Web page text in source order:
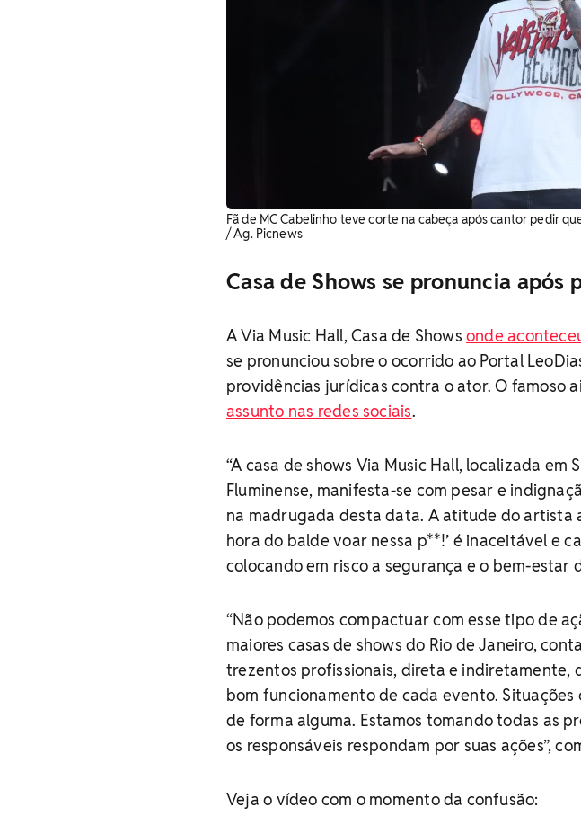
Fã de MC Cabelinho teve corte na cabeça após cantor pedir
/ Ag. Picnews
Casa de Shows se pronuncia após
A Via Music Hall, Casa de Showsonde
se pronunciou sobre o ocorrido ao Portal
providências jurídicas contra o ator. O famoso
assunto nas redes sociais.
“A casa de shows Via Music Hall, localizada em
Fluminense, manifesta-se com pesar e
na madrugada desta data. A atitude do artista
hora do balde voar nessa p**!’ é inaceitável e
colocando em risco a segurança e o bem-estar
“Não podemos compactuar com esse tipo de
maiores casas de shows do Rio de Janeiro,
trezentos profissionais, direta e indiretamente,
bom funcionamento de cada evento.
de forma alguma. Estamos tomando todas as
os responsáveis respondam por suas ações”,
Veja o vídeo com o momento da confusão: